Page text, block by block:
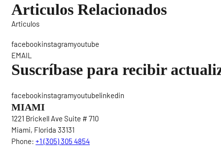
Articulos Relacionados
Articulos
facebookinstagramyoutube
EMAIL
Suscríbase para recibir
facebookinstagramyoutubelinkedin
MIAMI
1221 Brickell Ave Suite # 710
Miami, Florida 33131
Phone: +1 (305) 305 4854